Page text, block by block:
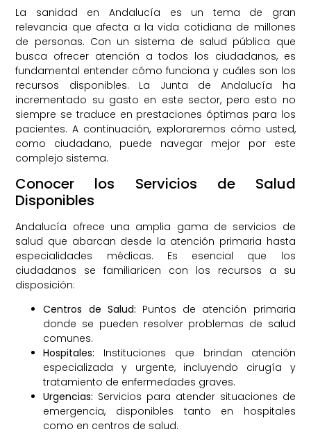
La sanidad en Andalucía es un tema de gran
relevancia que afecta a la vida cotidiana de millones
de personas. Con un sistema de salud pública que
busca ofrecer atención a todos los ciudadanos, es
fundamental entender cómo funciona y cuáles son los
recursos disponibles. La Junta de Andalucía ha
incrementado su gasto en este sector, pero esto no
siempre se traduce en prestaciones óptimas para los
pacientes. A continuación, exploraremos cómo usted,
como ciudadano, puede navegar mejor por este
complejo sistema.
Conocer los Servicios de Salud
Disponibles
Andalucía ofrece una amplia gama de servicios de
salud que abarcan desde la atención primaria hasta
especialidades médicas. Es esencial que los
ciudadanos se familiaricen con los recursos a su
disposición:
Centros de Salud: Puntos de atención primaria
donde se pueden resolver problemas de salud
comunes.
Hospitales: Instituciones que brindan atención
especializada y urgente, incluyendo cirugía y
tratamiento de enfermedades graves.
Urgencias: Servicios para atender situaciones de
emergencia, disponibles tanto en hospitales
como en centros de salud.